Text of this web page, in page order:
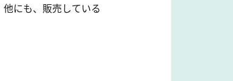
にも、販売している